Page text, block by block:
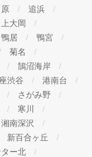
絡先等は以下の
》
宛
区金港町8-8
金港町8-8
追浜
上大岡
鴨居
鴨宮
菊名
鵠沼海岸
渋谷
港南台
さがみ野
寒川
湘南深沢
新百合ヶ丘
ー北